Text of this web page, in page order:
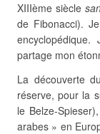
XIIIème siècle
de Fibonacci).
partage mon
La découverte
réserve, pour la
le Belze-
arabes » en